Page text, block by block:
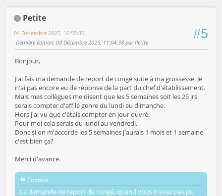
Petite
#5
04 Décembre 2025, 16:55:36
Dernière édition: 08 Décembre 2025, 11:04:38 par Petite
Bonjour,
J'ai fais ma demande de report de congé suite à ma grossesse. Je
n'ai pas encore eu de réponse de la part du chef d'établissement.
Mais mes collègues me disent que les 5 semaines soit les 25 jrs
serais compter d'affilé genre du lundi au dimanche.
Hors j'ai vu que c'étais compter en jour ouvré.
Pour moi cela serais du lundi au vendredi.
Donc si on m'accorde les 5 semaines j'aurais 1 mois et 1 semaine
c'est bien ça?
Merci d'avance.
Citation
La demande de report de congé, quand vous n'avez pas pu